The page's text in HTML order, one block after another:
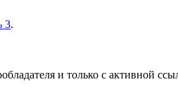
3.
и только с активной